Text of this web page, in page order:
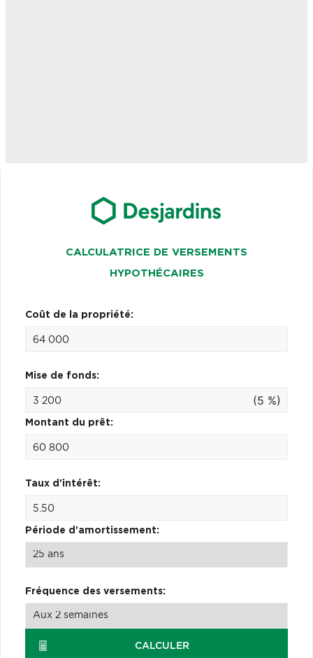
CALCULATRICE DE VERSEMENTS
HYPOTHÉCAIRES
Coût de la propriété:
Mise de fonds:
(5 %)
Montant du prêt:
Taux d'intérêt:
Période d'amortissement:
Fréquence des versements:
CALCULER